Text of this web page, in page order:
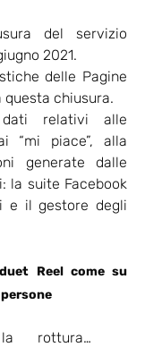
del servizio
2021.
delle Pagine
questa chiusura.
relativi alle
“mi piace”, alla
generate dalle
la suite Facebook
e il gestore degli
Reel come su
rottura…